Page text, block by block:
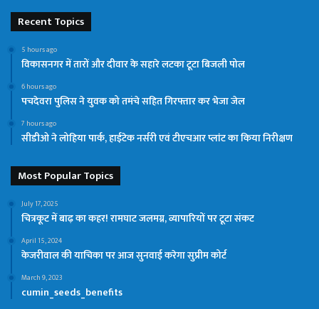
Recent Topics
5 hours ago
विकासनगर में तारों और दीवार के सहारे लटका टूटा बिजली पोल
6 hours ago
पचदेवरा पुलिस ने युवक को तमंचे सहित गिरफ्तार कर भेजा जेल
7 hours ago
सीडीओ ने लोहिया पार्क, हाईटेक नर्सरी एवं टीएचआर प्लांट का किया निरीक्षण
Most Popular Topics
July 17, 2025
चित्रकूट में बाढ़ का कहर! रामघाट जलमग्न, व्यापारियों पर टूटा संकट
April 15, 2024
केजरीवाल की याचिका पर आज सुनवाई करेगा सुप्रीम कोर्ट
March 9, 2023
cumin_seeds_benefits